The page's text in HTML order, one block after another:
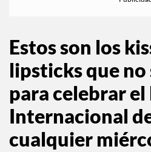
Estos son los
lipsticks que no
para celebrar el
Internacional
cualquier